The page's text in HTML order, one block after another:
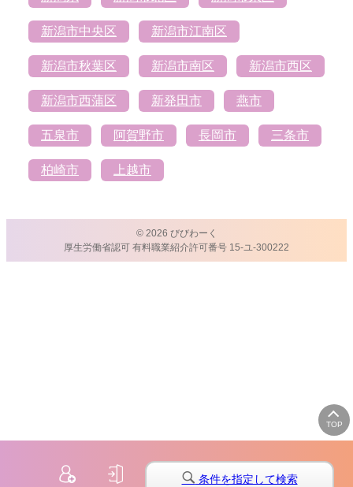
新潟市中央区 新潟市江南区
新潟市秋葉区 新潟市南区 新潟市西区
新潟市西蒲区 新発田市 燕市
五泉市 阿賀野市 長岡市 三条市
柏崎市 上越市
© 2026 びびわーく
厚生労働省認可 有料職業紹介許可番号 15-ユ-300222
TOP
条件を指定して検索